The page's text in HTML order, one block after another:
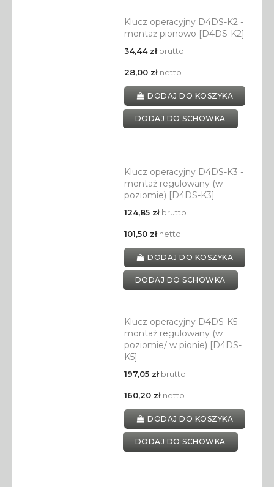
Klucz operacyjny D4DS-K2 -
montaż pionowo [D4DS-K2]
34,44 złbrutto
28,00 złnetto
DODAJ DO KOSZYKA
DODAJ DO SCHOWKA
Klucz operacyjny D4DS-K3 -
montaż regulowany (w
poziomie) [D4DS-K3]
124,85 złbrutto
101,50 złnetto
DODAJ DO KOSZYKA
DODAJ DO SCHOWKA
Klucz operacyjny D4DS-K5 -
montaż regulowany (w
poziomie/ w pionie) [D4DS-
K5]
197,05 złbrutto
160,20 złnetto
DODAJ DO KOSZYKA
DODAJ DO SCHOWKA